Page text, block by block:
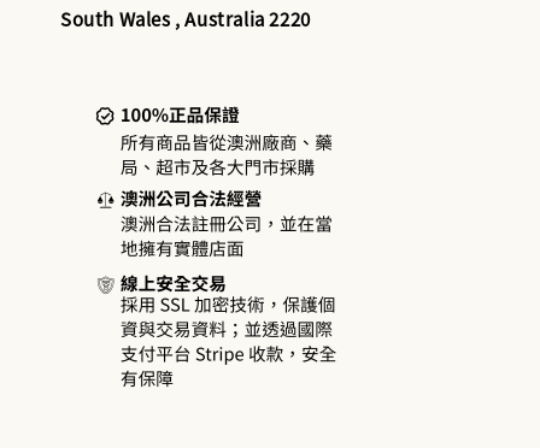
South Wales , Australia 2220